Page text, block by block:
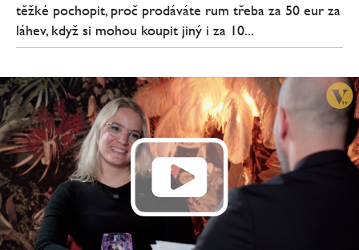
těžké pochopit, proč prodáváte rum třeba za 50 eur za
láhev, když si mohou koupit jiný i za 10...